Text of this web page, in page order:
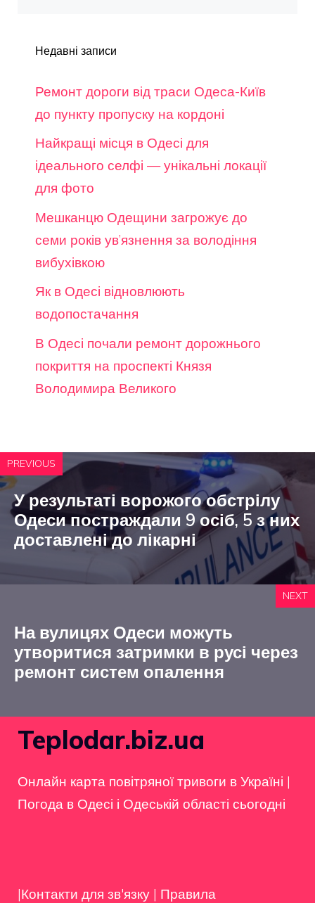
Недавні записи
Ремонт дороги від траси Одеса-Київ
до пункту пропуску на кордоні
Найкращі місця в Одесі для
ідеального селфі — унікальні локації
для фото
Мешканцю Одещини загрожує до
семи років ув’язнення за володіння
вибухівкою
Як в Одесі відновлюють
водопостачання
В Одесі почали ремонт дорожнього
покриття на проспекті Князя
Володимира Великого
PREVIOUS
У результаті ворожого обстрілу
Одеси постраждали 9 осіб, 5 з них
доставлені до лікарні
NEXT
На вулицях Одеси можуть
утворитися затримки в русі через
ремонт систем опалення
Teplodar.biz.ua
Онлайн карта повітряної тривоги в Україні |
Погода в Одесі і Одеській області сьогодні
|Контакти для зв'язку | Правила